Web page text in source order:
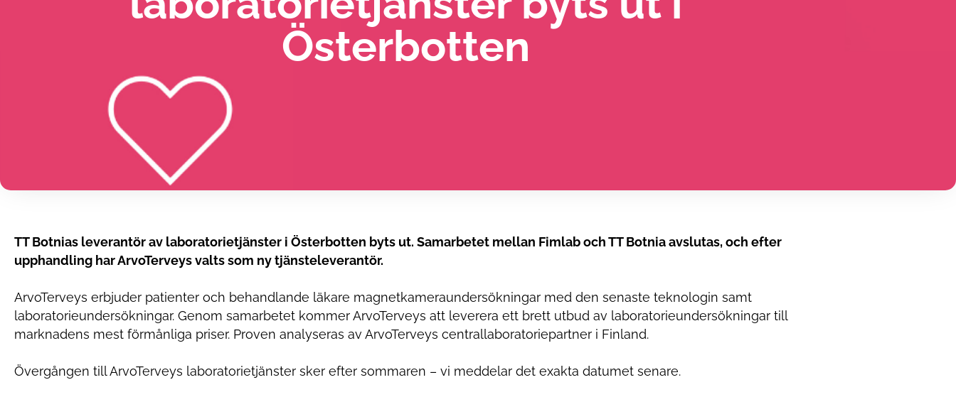
Österbotten
TT Botnias leverantör av laboratorietjänster i Österbotten byts ut. Samarbetet mellan Fimlab och TT Botnia avslutas, och efter
upphandling har ArvoTerveys valts som ny tjänsteleverantör.
ArvoTerveys erbjuder patienter och behandlande läkare magnetkameraundersökningar med den senaste teknologin samt
laboratorieundersökningar. Genom samarbetet kommer ArvoTerveys att leverera ett brett utbud av laboratorieundersökningar till
marknadens mest förmånliga priser. Proven analyseras av ArvoTerveys centrallaboratoriepartner i Finland.
Övergången till ArvoTerveys laboratorietjänster sker efter sommaren – vi meddelar det exakta datumet senare.